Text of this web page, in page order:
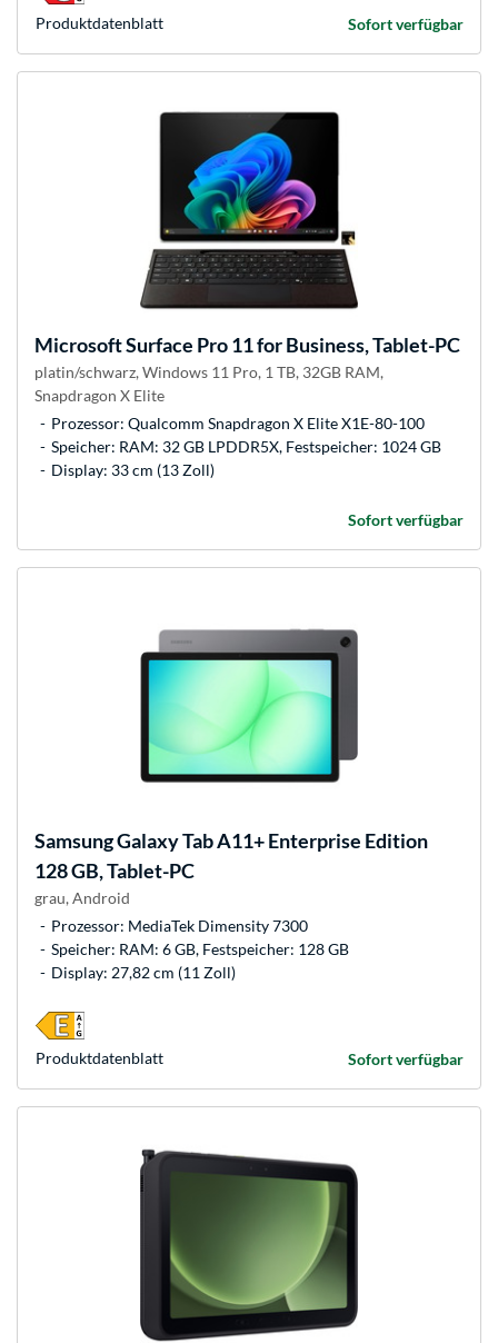
Sofort verfügbar
Produkt­datenblatt
MicrosoftSurface Pro 11 for Business, Tablet-PC
platin/schwarz, Windows 11 Pro, 1 TB, 32GB RAM,
Snapdragon X Elite
Prozessor: Qualcomm Snapdragon X Elite X1E-80-100
Speicher: RAM: 32 GB LPDDR5X, Festspeicher: 1024 GB
Display: 33 cm (13 Zoll)
Sofort verfügbar
SamsungGalaxy Tab A11+ Enterprise Edition
128 GB, Tablet-PC
grau, Android
Prozessor: MediaTek Dimensity 7300
Speicher: RAM: 6 GB, Festspeicher: 128 GB
Display: 27,82 cm (11 Zoll)
Sofort verfügbar
Produkt­datenblatt